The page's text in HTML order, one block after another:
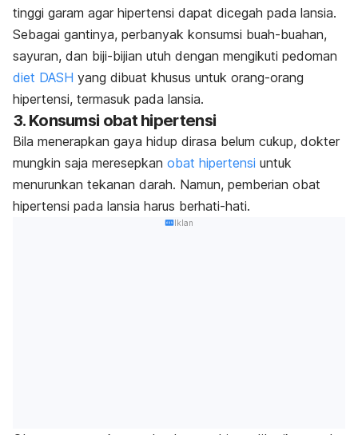
tinggi garam agar hipertensi dapat dicegah pada lansia.
Sebagai gantinya, perbanyak konsumsi buah-buahan,
sayuran, dan biji-bijian utuh dengan mengikuti pedoman
diet DASH yang dibuat khusus untuk orang-orang
hipertensi, termasuk pada lansia.
3. Konsumsi obat hipertensi
Bila menerapkan gaya hidup dirasa belum cukup, dokter
mungkin saja meresepkan obat hipertensi untuk
menurunkan tekanan darah. Namun, pemberian obat
hipertensi pada lansia harus berhati-hati.
Iklan